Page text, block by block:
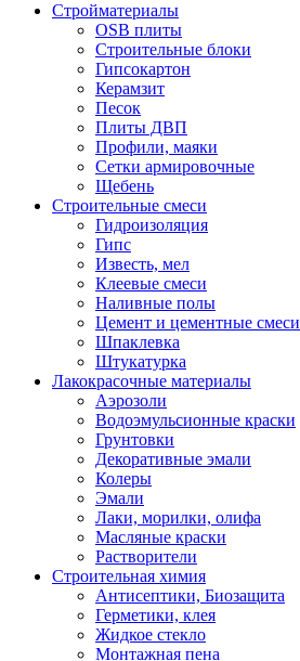
Стройматериалы
OSB плиты
Строительные блоки
Гипсокартон
Керамзит
Песок
Плиты ДВП
Профили, маяки
Сетки армировочные
Щебень
Строительные смеси
Гидроизоляция
Гипс
Известь, мел
Клеевые смеси
Наливные полы
Цемент и цементные смеси
Шпаклевка
Штукатурка
Лакокрасочные материалы
Аэрозоли
Водоэмульсионные краски
Грунтовки
Декоративные эмали
Колеры
Эмали
Лаки, морилки, олифа
Масляные краски
Растворители
Строительная химия
Антисептики, Биозащита
Герметики, клея
Жидкое стекло
Монтажная пена